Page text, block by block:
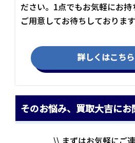
ださい。1点でもお気軽にお
ご用意してお待ちしております
詳しくはこち
そのお悩み、買取大吉にお
\\ まずはお気軽にご